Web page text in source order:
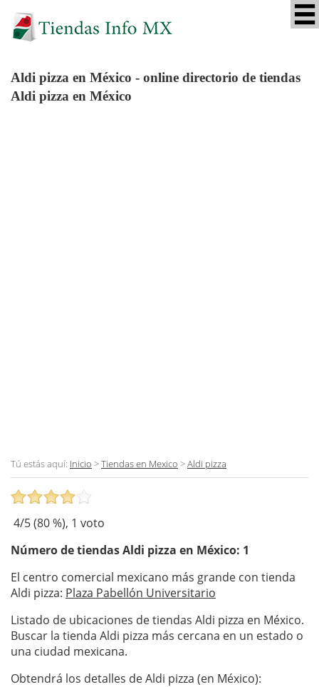
Aldi pizza en México - online directorio de tiendas
Aldi pizza en México
Tú estás aquí: Inicio >Tiendas en Mexico >Aldi pizza
4/5 (80%), 1 voto
Número de tiendasAldi pizza en México: 1
El centro comercial mexicano más grande con tienda
Aldi pizza: Plaza Pabellón Universitario
Listado de ubicaciones de tiendas Aldi pizza en México.
Buscar la tienda Aldi pizza más cercana en un estado o
una ciudad mexicana.
Obtendrá los detalles de Aldi pizza (en México):